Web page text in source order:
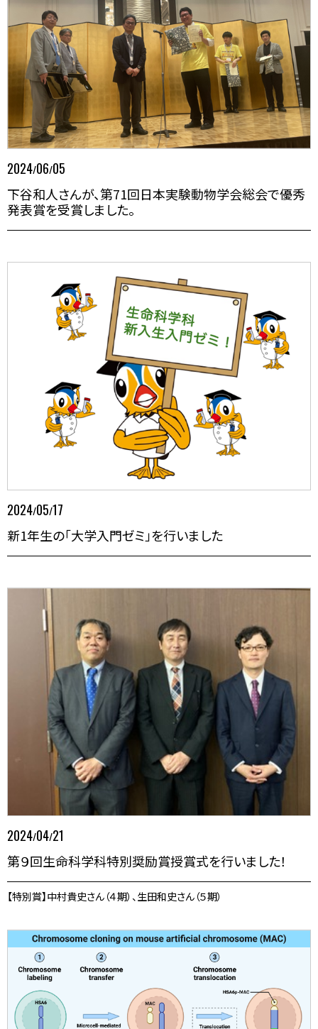
2024/06/05
下谷和人さんが、第71回日本実験動物学会総会で優秀
発表賞を受賞しました。
2024/05/17
新1年生の「大学入門ゼミ」を行いました
2024/04/21
第９回生命科学科特別奨励賞授賞式を行いました！
【特別賞】中村貴史さん（４期）、生田和史さん（５期）